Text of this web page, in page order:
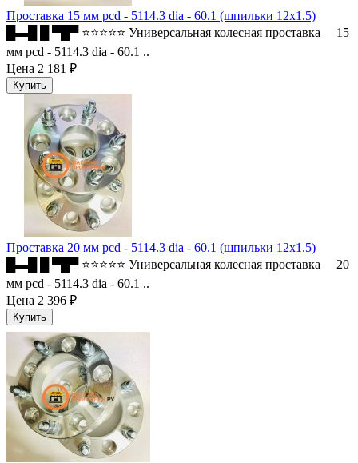
Проставка 15 мм pcd - 5114.3 dia - 60.1 (шпильки 12x1.5)
█▬█ █ ▀█▀ ⭐⭐⭐⭐⭐ Универсальная колесная проставка 15
мм pcd - 5114.3 dia - 60.1 ..
Цена 2 181 ₽
Проставка 20 мм pcd - 5114.3 dia - 60.1 (шпильки 12x1.5)
█▬█ █ ▀█▀ ⭐⭐⭐⭐⭐ Универсальная колесная проставка 20
мм pcd - 5114.3 dia - 60.1 ..
Цена 2 396 ₽